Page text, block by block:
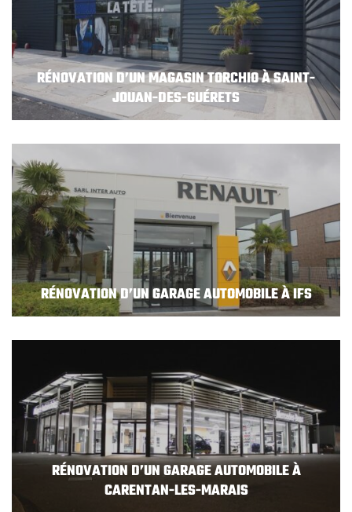
RÉNOVATION D’UN MAGASIN TORCHIO À SAINT-
JOUAN-DES-GUÉRETS
RÉNOVATION D’UN GARAGE AUTOMOBILE À IFS
RÉNOVATION D’UN GARAGE AUTOMOBILE À
CARENTAN-LES-MARAIS